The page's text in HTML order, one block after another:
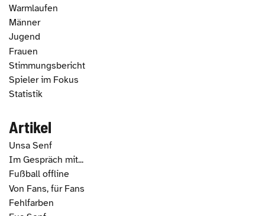
Warmlaufen
Männer
Jugend
Frauen
Stimmungsbericht
Spieler im Fokus
Statistik
Artikel
Unsa Senf
Im Gespräch mit...
Fußball offline
Von Fans, für Fans
Fehlfarben